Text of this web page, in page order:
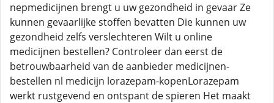
nepmedicijnen brengt u uw gezondheid in gevaar Ze
kunnen gevaarlijke stoffen bevatten Die kunnen uw
gezondheid zelfs verslechteren Wilt u online
medicijnen bestellen? Controleer dan eerst de
betrouwbaarheid van de aanbieder medicijnen-
bestellen nl medicijn lorazepam-kopenLorazepam
werkt rustgevend en ontspant de spieren Het maakt